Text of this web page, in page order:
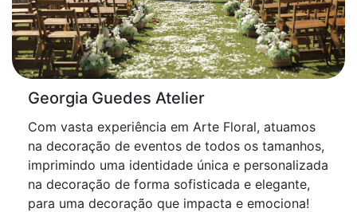
Georgia Guedes Atelier
Com vasta experiência em Arte Floral, atuamos
na decoração de eventos de todos os tamanhos,
imprimindo uma identidade única e personalizada
na decoração de forma sofisticada e elegante,
para uma decoração que impacta e emociona!